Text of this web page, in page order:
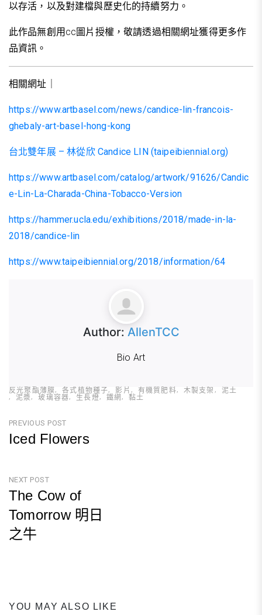
以存活，以及對建檔與歷史化的持續努力。
此作品無創用cc圖片授權，敬請透過相關網址獲得更多作
品資訊。
相關網址｜
https://www.artbasel.com/news/candice-lin-francois-
ghebaly-art-basel-hong-kong
台北雙年展 – 林從欣 Candice LIN (taipeibiennial.org)
https://www.artbasel.com/catalog/artwork/91626/Candic
e-Lin-La-Charada-China-Tobacco-Version
https://hammer.ucla.edu/exhibitions/2018/made-in-la-
2018/candice-lin
https://www.taipeibiennial.org/2018/information/64
Author: AllenTCC
Bio Art
反光聚酯薄膜 各式植物種子 影片 有機質肥料 木製支架
泥土
泥漿
玻璃容器 生長燈 鐵網 黏土
文
章
覽
PREVIOUS POST
Iced Flowers
NEXT POST
The Cow of
Tomorrow 明日
之牛
YOU MAY ALSO LIKE